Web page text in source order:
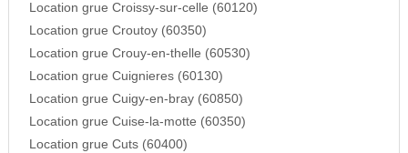
Location grue Croissy-sur-celle (60120)
Location grue Croutoy (60350)
Location grue Crouy-en-thelle (60530)
Location grue Cuignieres (60130)
Location grue Cuigy-en-bray (60850)
Location grue Cuise-la-motte (60350)
Location grue Cuts (60400)